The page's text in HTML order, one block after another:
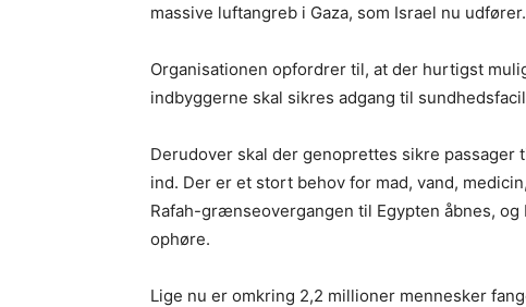
massive luftangreb i Gaza, som Israel nu udfører.
Organisationen opfordrer til, at der hurtigst
indbyggerne skal sikres adgang til
Derudover skal der genoprettes sikre passager
ind. Der er et stort behov for mad, vand,
Rafah-grænseovergangen til Egypten åbnes,
ophøre.
Lige nu er omkring 2,2 millioner mennesker